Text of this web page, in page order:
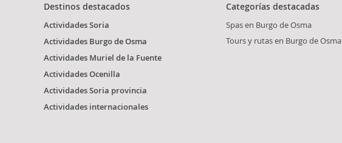
Destinos destacados
Actividades Soria
Actividades Burgo de Osma
Actividades Muriel de la Fuente
Actividades Ocenilla
Actividades Soria provincia
Actividades internacionales
Categorías destacadas
Spas en Burgo de Osma
Tours y rutas en Burgo de Osma